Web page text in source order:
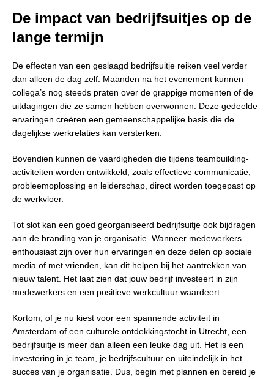
De impact van bedrijfsuitjes op de
lange termijn
De effecten van een geslaagd bedrijfsuitje reiken veel verder
dan alleen de dag zelf. Maanden na het evenement kunnen
collega’s nog steeds praten over de grappige momenten of de
uitdagingen die ze samen hebben overwonnen. Deze gedeelde
ervaringen creëren een gemeenschappelijke basis die de
dagelijkse werkrelaties kan versterken.
Bovendien kunnen de vaardigheden die tijdens teambuilding-
activiteiten worden ontwikkeld, zoals effectieve communicatie,
probleemoplossing en leiderschap, direct worden toegepast op
de werkvloer.
Tot slot kan een goed georganiseerd bedrijfsuitje ook bijdragen
aan de branding van je organisatie. Wanneer medewerkers
enthousiast zijn over hun ervaringen en deze delen op sociale
media of met vrienden, kan dit helpen bij het aantrekken van
nieuw talent. Het laat zien dat jouw bedrijf investeert in zijn
medewerkers en een positieve werkcultuur waardeert.
Kortom, of je nu kiest voor een spannende activiteit in
Amsterdam of een culturele ontdekkingstocht in Utrecht, een
bedrijfsuitje is meer dan alleen een leuke dag uit. Het is een
investering in je team, je bedrijfscultuur en uiteindelijk in het
succes van je organisatie. Dus, begin met plannen en bereid je